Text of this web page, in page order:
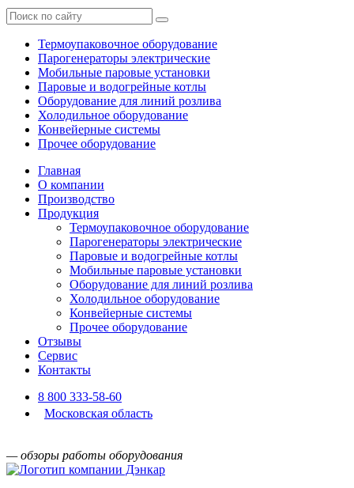
Термоупаковочное оборудование
Парогенераторы электрические
Мобильные паровые установки
Паровые и водогрейные котлы
Оборудование для линий розлива
Холодильное оборудование
Конвейерные системы
Прочее оборудование
Главная
О компании
Производство
Продукция
Термоупаковочное оборудование
Парогенераторы электрические
Паровые и водогрейные котлы
Мобильные паровые установки
Оборудование для линий розлива
Холодильное оборудование
Конвейерные системы
Прочее оборудование
Отзывы
Сервис
Контакты
8 800 333-58-60
Московская область
— обзоры работы оборудования